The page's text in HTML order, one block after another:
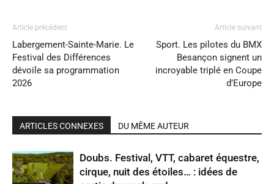
Article précédent
Labergement-Sainte-Marie. Le
Festival des Différences
dévoile sa programmation
2026
Article suivant
Sport. Les pilotes du BMX
Besançon signent un
incroyable triplé en Coupe
d’Europe
ARTICLES CONNEXES DU MÊME AUTEUR
Doubs. Festival, VTT, cabaret équestre,
cirque, nuit des étoiles… : idées de